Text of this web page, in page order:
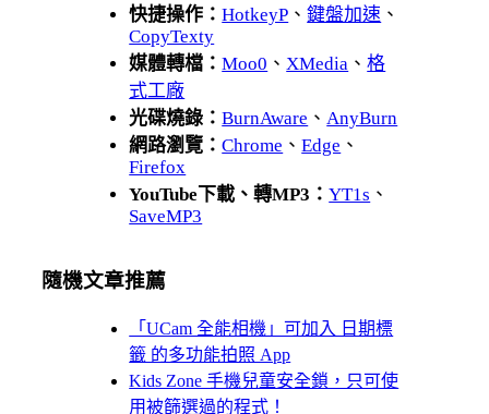
快捷操作：HotkeyP 、鍵盤加速 、
CopyTexty
媒體轉檔：Moo0 、 XMedia 、格
式工廠
光碟燒錄：BurnAware 、 AnyBurn
網路瀏覽：Chrome 、Edge 、
Firefox
YouTube下載、轉MP3：YT1s 、
SaveMP3
隨機文章推薦
「UCam 全能相機」可加入 日期標
籤 的多功能拍照 App
Kids Zone 手機兒童安全鎖，只可使
用被篩選過的程式！